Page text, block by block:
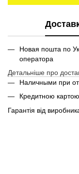
Новая пошта по
оператора
Детальніше про
Наличными при
Кредитною картою
Гарантія від